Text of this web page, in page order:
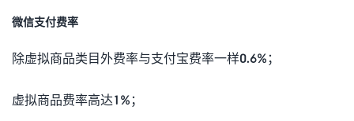
微信支付费率
除虚拟商品类目外费率与支付宝费率一样0.6%；
虚拟商品费率高达1%；